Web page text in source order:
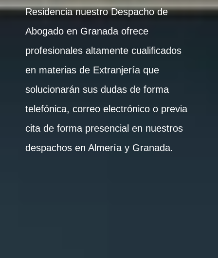
Residencia nuestro Despacho de
Abogado en Granada ofrece
profesionales altamente cualificados
en materias de Extranjería que
solucionarán sus dudas de forma
telefónica, correo electrónico o previa
cita de forma presencial en nuestros
despachos en Almería y Granada.